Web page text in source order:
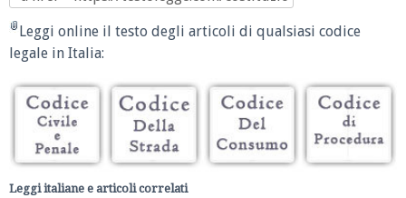
Leggi online il testo degli articoli di qualsiasi codice
legale in Italia:
Leggi italiane e articoli correlati